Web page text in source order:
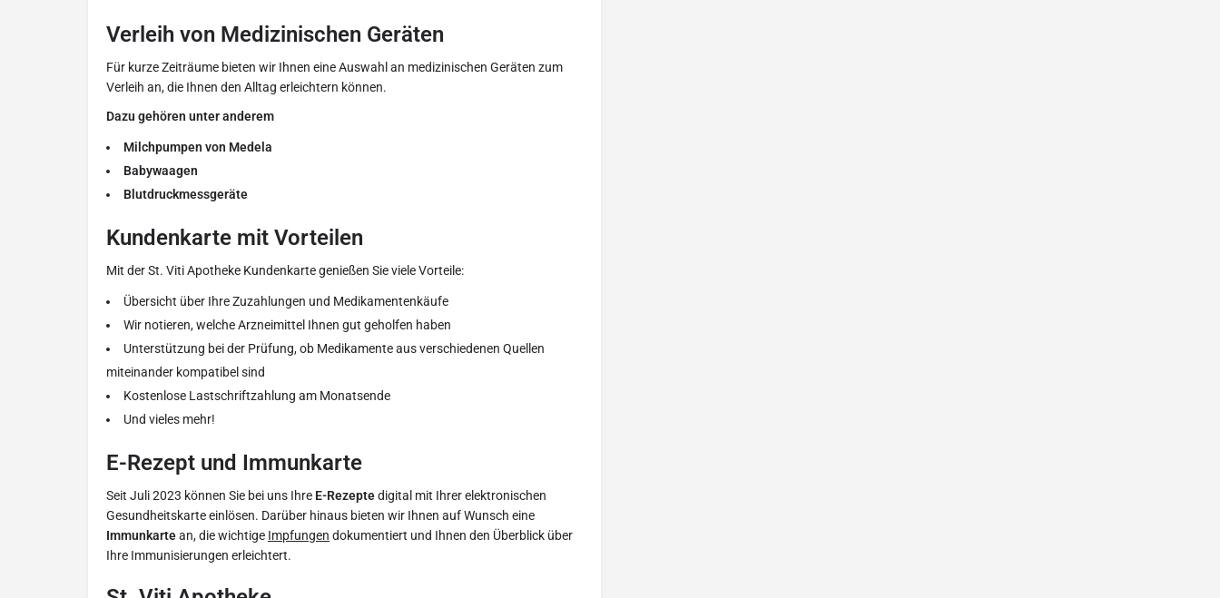
Verleih von Medizinischen Geräten
Für kurze Zeiträume bieten wir Ihnen eine Auswahl an medizinischen Geräten zum
Verleih an, die Ihnen den Alltag erleichtern können.
Dazu gehören unter anderem
Milchpumpen von Medela
Babywaagen
Blutdruckmessgeräte
Kundenkarte mit Vorteilen
Mit der St. Viti Apotheke Kundenkarte genießen Sie viele Vorteile:
Übersicht über Ihre Zuzahlungen und Medikamentenkäufe
Wir notieren, welche Arzneimittel Ihnen gut geholfen haben
Unterstützung bei der Prüfung, ob Medikamente aus verschiedenen Quellen
miteinander kompatibel sind
Kostenlose Lastschriftzahlung am Monatsende
Und vieles mehr!
E-Rezept und Immunkarte
Seit Juli 2023 können Sie bei uns Ihre E-Rezeptedigital mit Ihrer elektronischen
Gesundheitskarte einlösen. Darüber hinaus bieten wir Ihnen auf Wunsch eine
Immunkartean, die wichtige Impfungen dokumentiert und Ihnen den Überblick über
Ihre Immunisierungen erleichtert.